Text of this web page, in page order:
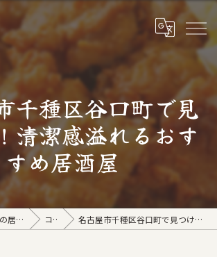
千種区谷口町で見
清潔感溢れるおす
すめ居酒屋
愛知県名古屋市の居酒屋なら馬肉料理 左馬 コラム 名古屋市千種区谷口町で見つけた！清潔感溢れるおすすめ居酒屋